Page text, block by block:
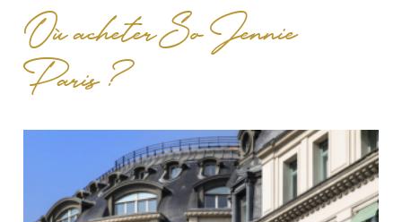
Où acheter So Jennie
Paris ?